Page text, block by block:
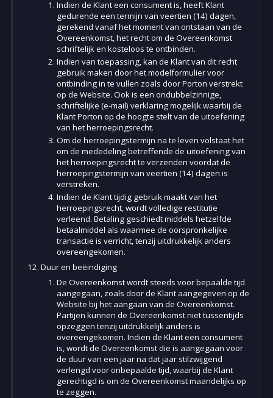
Indien de Klant een consument is, heeft Klant
gedurende een termijn van veertien (14) dagen,
gerekend vanaf het moment van ontstaan van de
Overeenkomst, het recht om de Overeenkomst
schriftelijk en kosteloos te ontbinden.
Indien van toepassing, kan de Klant van dit recht
gebruik maken door het modelformulier voor
ontbinding in te vullen zoals door Porton verstrekt
op de Website. Ook is een ondubbelzinnige,
schriftelijke (e-mail) verklaring mogelijk waarbij de
Klant Porton op de hoogte stelt van de uitoefening
van het herroepingsrecht.
Om de herroepingstermijn na te leven volstaat het
om de mededeling betreffende de uitoefening van
het herroepingsrecht te verzenden voordat de
herroepingstermijn van veertien (14) dagen is
verstreken.
Indien de Klant tijdig gebruik maakt van het
herroepingsrecht, wordt volledige restitutie
verleend. Betaling geschiedt middels hetzelfde
betaalmiddel als waarmee de oorspronkelijke
transactie is verricht, tenzij uitdrukkelijk anders
overeengekomen.
Duur en beëindiging
De Overeenkomst wordt steeds voor bepaalde tijd
aangegaan, zoals door de Klant aangegeven op de
Website bij het aangaan van de Overeenkomst.
Partijen kunnen de Overeenkomst niet tussentijds
opzeggen tenzij uitdrukkelijk anders is
overeengekomen. Indien de Klant een consument
is, wordt de Overeenkomst die is aangegaan voor
de duur van een jaar na dat jaar stilzwijgend
verlengd voor onbepaalde tijd, waarbij de Klant
gerechtigd is om de Overeenkomst maandelijks op
te zeggen.